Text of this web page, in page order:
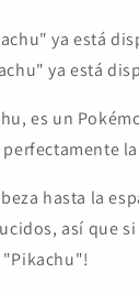
ya está
ya está
es un
hasta la
así que
"Pikachu"!